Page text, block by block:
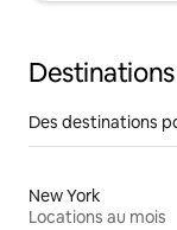
Des destinations
New York
Locations au mois